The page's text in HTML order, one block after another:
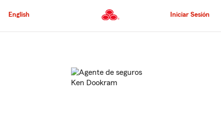
al
principal
English Iniciar Sesión